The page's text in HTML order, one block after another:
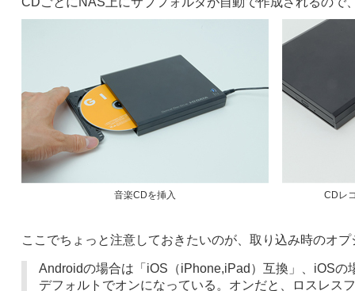
音楽CDを挿入 CDレ
ここでちょっと注意しておきたいのが、取り込み時のオ
Androidの場合は「iOS（iPhone,iPad）互換」、iOS
デフォルトでオンになっている。オンだと、ロスレス